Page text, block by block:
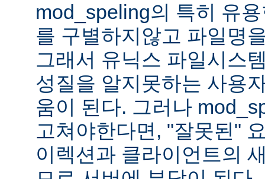
mod_speling의 특히 유
를 구별하지않고 파일명
그래서 유닉스 파일시스
성질을 알지못하는 사용
움이 된다. 그러나
고쳐야한다면, "잘못된"
이렉션과 클라이언트의